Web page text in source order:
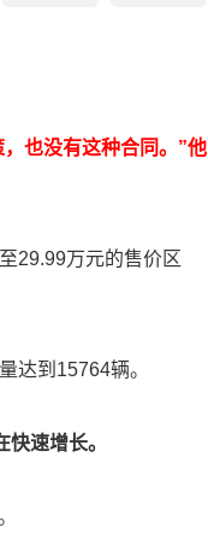
也没有这种合同。”他
29.99万元的售价区
达到15764辆。
速增长。